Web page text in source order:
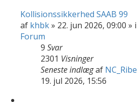
Kollisionssikkerhed SAAB 99
af khbk» 22. jun 2026, 09:00 » i
Forum
9 Svar
2301 Visninger
Seneste indlægaf NC_Ribe
19. jul 2026, 15:56